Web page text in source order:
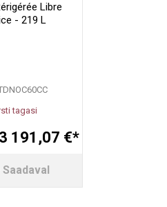
Libre
- 219 L
tagasi
3 191,07 €*